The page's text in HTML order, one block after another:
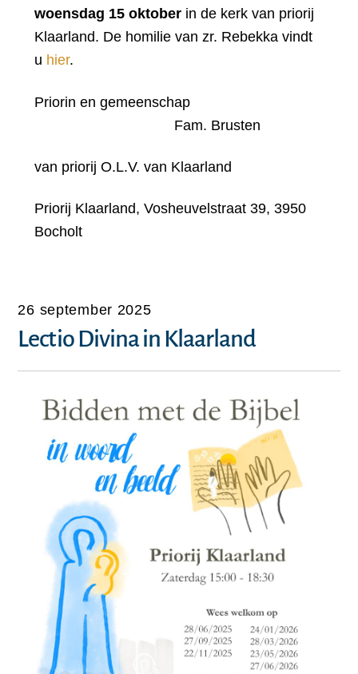
woensdag 15 oktober in de kerk van priorij
Klaarland. De homilie van zr. Rebekka vindt
u hier.
Priorin en gemeenschap
Fam. Brusten
van priorij O.L.V. van Klaarland
Priorij Klaarland, Vosheuvelstraat 39, 3950
Bocholt
26 september 2025
Lectio Divina in Klaarland